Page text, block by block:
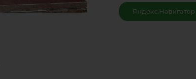
Яндекс.Навигатор